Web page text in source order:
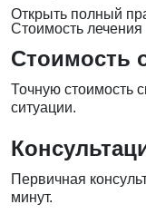
Открыть полный
Стоимость лечения
Стоимость
Точную стоимость
ситуации.
Первичная
минут.